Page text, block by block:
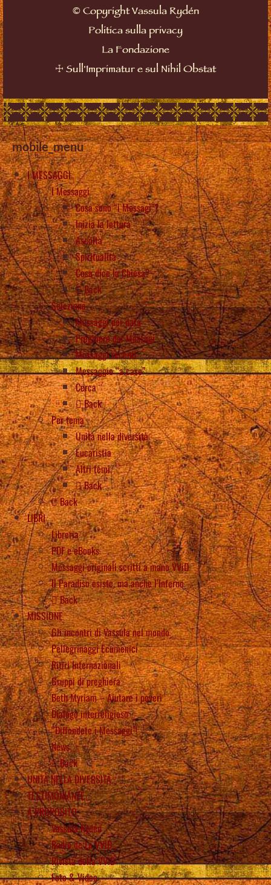
©Copyright Vassula Rydén
Politica sulla privacy
La Fondazione
☩ Sull'Imprimatur e sul Nihil Obstat
mobile_menu
I MESSAGGI
I Messaggi
Cosa sono “i Messagi”?
Inizia la lettura
Ascolta
Spiritualità
Cosa dice la Chiesa?
Back
Seleziona
Messaggi per data
Preghiere dai Messagi
Messaggi recenti
Messaggio “a caso”
Cerca
Back
Per tema
Unità nella diversità
Eucaristia
Altri temi
Back
Back
LIBRI
Libreria
PDF e eBooks
Messaggi originali scritti a mano VViD
Il Paradiso esiste, ma anche l’Inferno
Back
MISSIONE
Gli incontri di Vassula nel mondo
Pellegrinaggi Ecumenici
Ritiri Internazionali
Gruppi di preghiera
Beth Myriam – Aiutare i poveri
Dialogo interreligioso
“Diffondete i Messaggi”!
News
Back
UNITÀ NELLA DIVERSITÀ
TESTIMONIANZE
A PROPOSITO
Vassula Rydén
Radio de La VViD
Rivista della VViD
Foto & Video